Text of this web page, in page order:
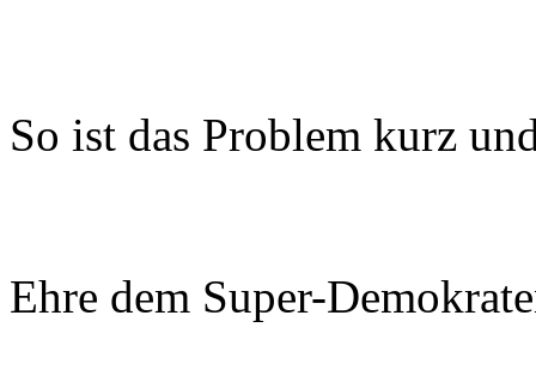
So ist das Problem kurz
Ehre dem Super-